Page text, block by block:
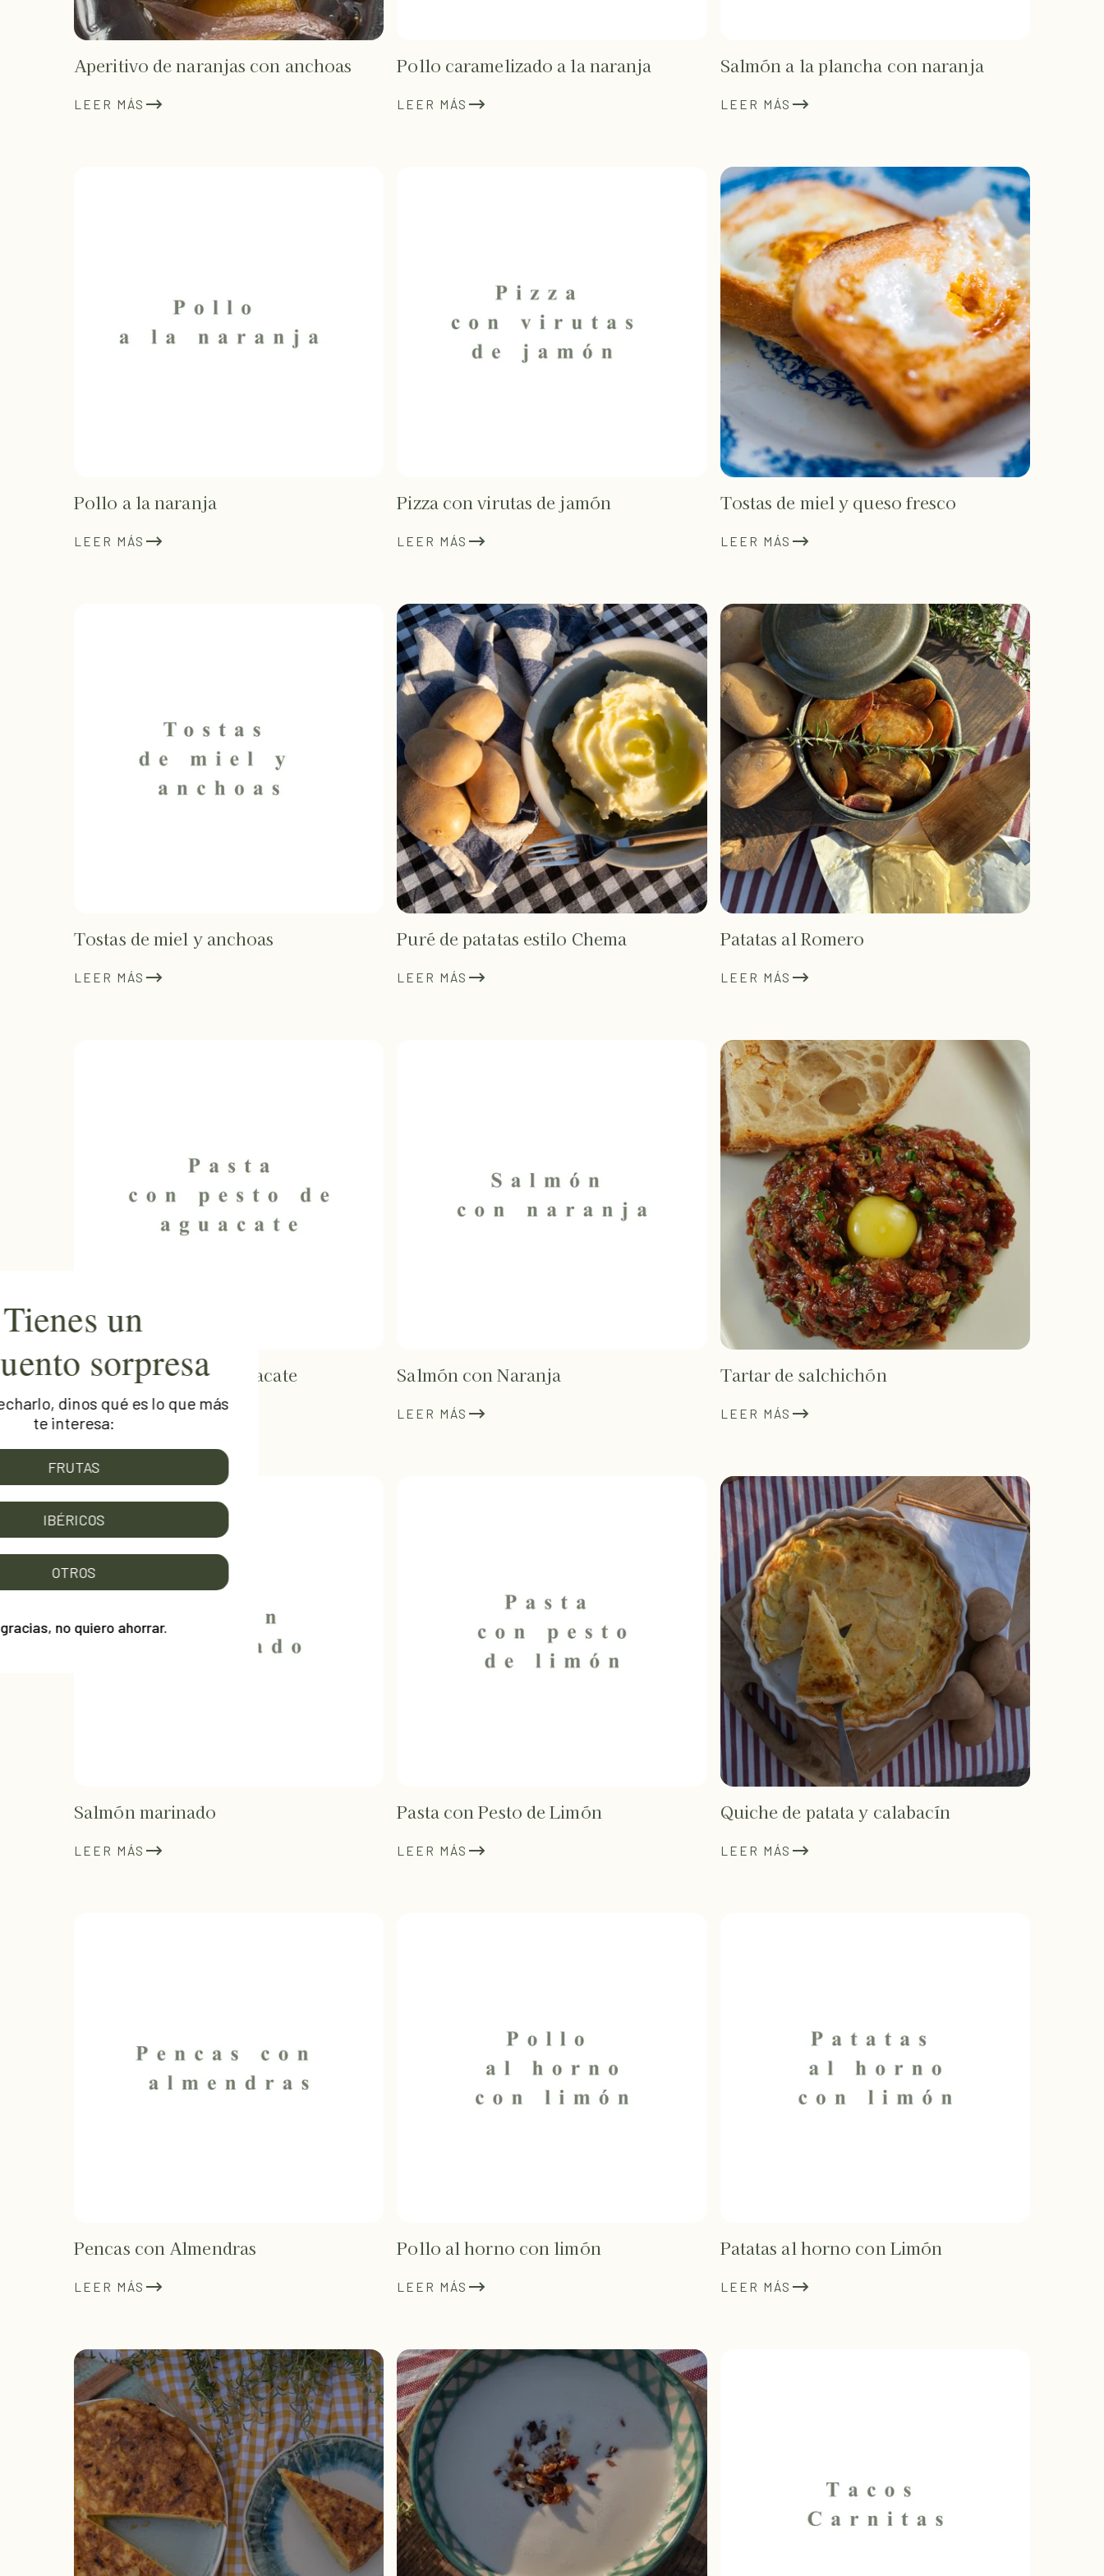
Aperitivo de naranjas con anchoas
LEER MÁS
Pollo caramelizado a la naranja
LEER MÁS
Salmón a la plancha con naranja
LEER MÁS
Pollo a la naranja
LEER MÁS
Pizza con virutas de jamón
LEER MÁS
Tostas de miel y queso fresco
LEER MÁS
Tostas de miel y anchoas
LEER MÁS
Puré de patatas estilo Chema
LEER MÁS
Patatas al Romero
LEER MÁS
Pasta con pesto de aguacate
LEER MÁS
Salmón con Naranja
LEER MÁS
Tartar de salchichón
LEER MÁS
Salmón marinado
LEER MÁS
Pasta con Pesto de Limón
LEER MÁS
Quiche de patata y calabacín
LEER MÁS
Pencas con Almendras
LEER MÁS
Pollo al horno con limón
LEER MÁS
Patatas al horno con Limón
LEER MÁS
Tienes un
descuento sorpresa
Para aprovecharlo, dinos qué es lo que más
No gracias, no quiero ahorrar.